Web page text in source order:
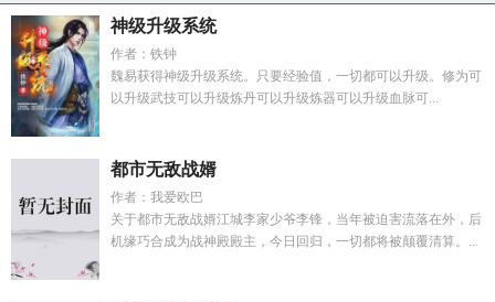
神级升级系统
作者：铁钟
魏易获得神级升级系统。只要经验值，一切都可以升级。修为可
以升级武技可以升级炼丹可以升级炼器可以升级血脉可...
都市无敌战婿
作者：我爱欧巴
关于都市无敌战婿江城李家少爷李锋，当年被迫害流落在外，后
机缘巧合成为战神殿殿主，今日回归，一切都将被颠覆清算。...